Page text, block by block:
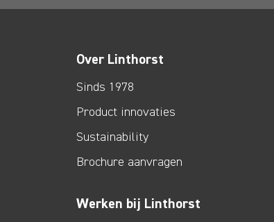
Over Linthorst
Sinds 1978
Product innovaties
Sustainability
Brochure aanvragen
Werken bij Linthorst